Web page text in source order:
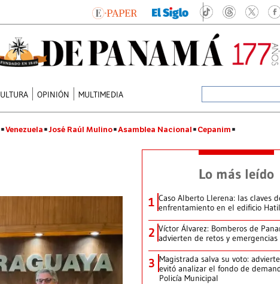
OPINIÓN MULTIMEDIA
Venezuela José Raúl Mulino Asamblea Nacional Cepanim
Lo más leído
1 Caso Alberto Llerena: las claves
enfrentamiento en el edificio
2 Víctor Álvarez: Bomberos de
advierten de retos y emergencias
3 Magistrada salva su voto:
evitó analizar el fondo de
Policía Municipal